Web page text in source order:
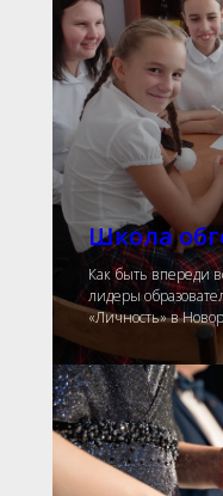
Школа
Как быть впереди
лидеры
«Личность» в